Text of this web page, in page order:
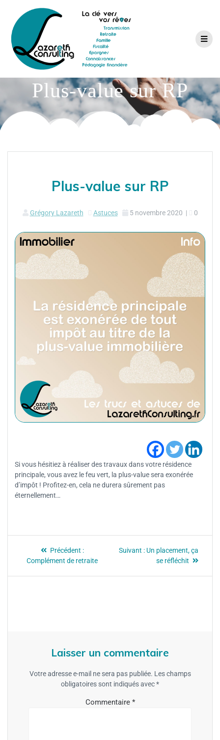
Plus-value sur RP
Plus-value sur RP
Grégory Lazareth Astuces 5 novembre 2020 | 0
Si vous hésitiez à réaliser des travaux dans votre résidence
principale, vous avez le feu vert, la plus-value sera exonérée
d’impôt ! Profitez-en, cela ne durera sûrement pas
éternellement…
Précédent :
Complément de retraite
Suivant : Un placement, ça
se réfléchit
Laisser un commentaire
Votre adresse e-mail ne sera pas publiée. Les champs
obligatoires sont indiqués avec*
Commentaire *